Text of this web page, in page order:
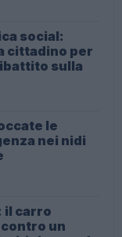
social:
cittadino per
sulla
le
nei nidi
il carro
un